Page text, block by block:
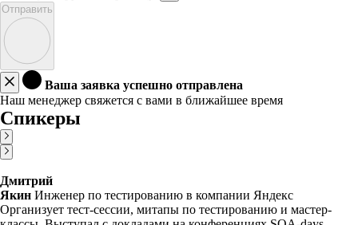
Отправить
Ваша заявка успешно отправлена
Наш менеджер свяжется с вами в ближайшее время
Спикеры
Дмитрий
Якин Инженер по тестированию в компании Яндекс
Организует тест-сессии, митапы по тестированию и мастер-